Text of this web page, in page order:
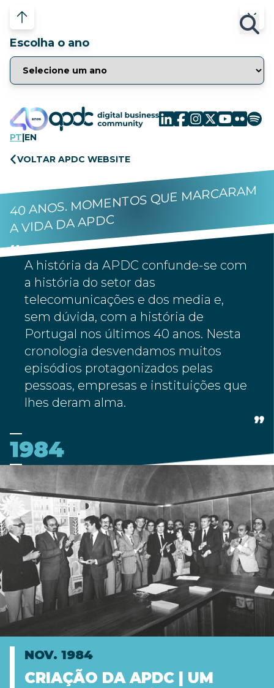
Escolha o ano
PT|EN
VOLTAR APDC WEBSITE
40 ANOS. MOMENTOS QUE MARCARAM
A VIDA DA APDC
A história da APDC confunde-se com
a história do setor das
telecomunicações e dos media e,
sem dúvida, com a história de
Portugal nos últimos 40 anos. Nesta
cronologia desvendamos muitos
episódios protagonizados pelas
pessoas, empresas e instituições que
lhes deram alma.
1984
NOV. 1984
CRIAÇÃO DA APDC | UM